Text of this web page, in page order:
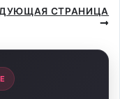
СТРАНИЦА